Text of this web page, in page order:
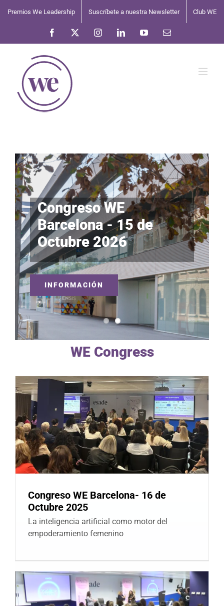
Premios We Leadership Suscríbete a nuestra Newsletter Club WE
Facebook InstagramLinkedInYouTubeCorreo
Congreso WE
Barcelona - 15 de
Octubre 2026
INFORMACIÓN
WE Congress
Congreso WE Barcelona- 16 de
Octubre 2025
La inteligencia artificial como motor del
empoderamiento femenino